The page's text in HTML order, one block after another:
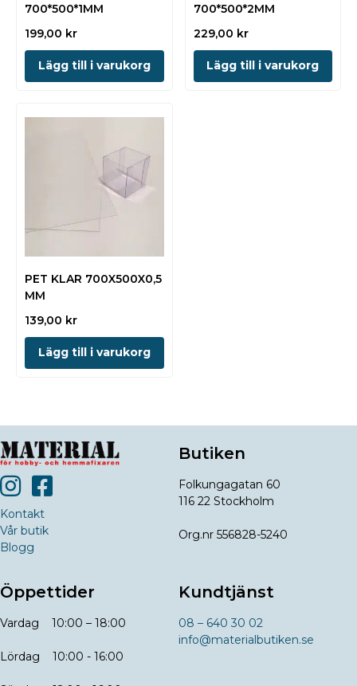
700*500*1MM
199,00 kr
Lägg till i varukorg
700*500*2MM
229,00 kr
Lägg till i varukorg
PET KLAR 700X500X0,5
MM
139,00 kr
Lägg till i varukorg
Kontakt
Vår butik
Blogg
Butiken
Folkungagatan 60
116 22 Stockholm
Org.nr 556828-5240
Öppettider
Vardag 10:00 – 18:00
Lördag 10:00 - 16:00
Kundtjänst
08 – 640 30 02
info@materialbutiken.se